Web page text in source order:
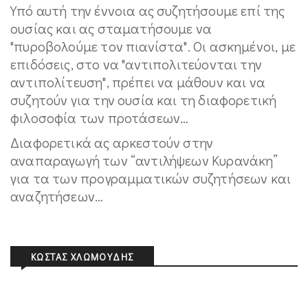
Υπό αυτή την έννοια ας συζητήσουμε επί της
ουσίας και ας σταματήσουμε να
"πυροβολούμε τον πιανίστα". Οι ασκημένοι, με
επιδόσεις, στο να "αντιπολιτεύονται την
αντιπολίτευση", πρέπει να μάθουν και να
συζητούν για την ουσία και τη διαφορετική
φιλοσοφία των προτάσεων…
Διαφορετικά ας αρκεστούν στην
αναπαραγωγή των “αντιλήψεων Κυρανάκη”
για τα των προγραμματικών συζητήσεων και
αναζητήσεων…
ΚΏΣΤΑΣ ΧΛΩΜΟΎΔΗΣ